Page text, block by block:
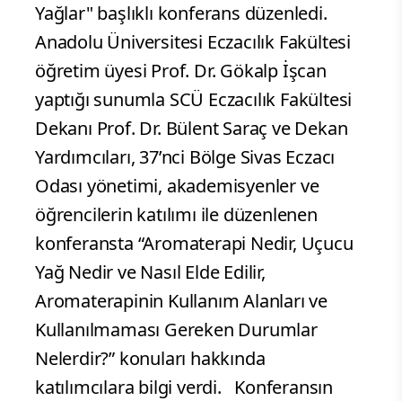
Yağlar" başlıklı konferans düzenledi.
Anadolu Üniversitesi Eczacılık Fakültesi
öğretim üyesi Prof. Dr. Gökalp İşcan
yaptığı sunumla SCÜ Eczacılık Fakültesi
Dekanı Prof. Dr. Bülent Saraç ve Dekan
Yardımcıları, 37’nci Bölge Sivas Eczacı
Odası yönetimi, akademisyenler ve
öğrencilerin katılımı ile düzenlenen
konferansta “Aromaterapi Nedir, Uçucu
Yağ Nedir ve Nasıl Elde Edilir,
Aromaterapinin Kullanım Alanları ve
Kullanılmaması Gereken Durumlar
Nelerdir?” konuları hakkında
katılımcılara bilgi verdi. Konferansın